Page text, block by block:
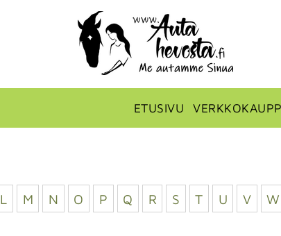
ETUSIVU
L M N O P Q R S T U V W